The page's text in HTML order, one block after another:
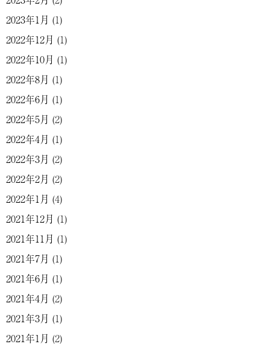
2023年1月 (1)
2022年12月 (1)
2022年10月 (1)
2022年8月 (1)
2022年6月 (1)
2022年5月 (2)
2022年4月 (1)
2022年3月 (2)
2022年2月 (2)
2022年1月 (4)
2021年12月 (1)
2021年11月 (1)
2021年7月 (1)
2021年6月 (1)
2021年4月 (2)
2021年3月 (1)
2021年1月 (2)